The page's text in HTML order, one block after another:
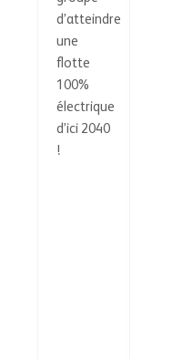
d’atteindre
une
flotte
100%
électrique
d’ici 2040
!